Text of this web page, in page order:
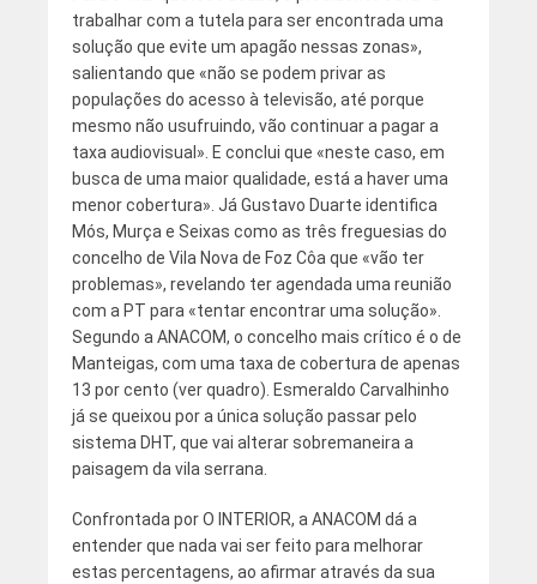
trabalhar com a tutela para ser encontrada uma
solução que evite um apagão nessas zonas»,
salientando que «não se podem privar as
populações do acesso à televisão, até porque
mesmo não usufruindo, vão continuar a pagar a
taxa audiovisual». E conclui que «neste caso, em
busca de uma maior qualidade, está a haver uma
menor cobertura». Já Gustavo Duarte identifica
Mós, Murça e Seixas como as três freguesias do
concelho de Vila Nova de Foz Côa que «vão ter
problemas», revelando ter agendada uma reunião
com a PT para «tentar encontrar uma solução».
Segundo a ANACOM, o concelho mais crítico é o de
Manteigas, com uma taxa de cobertura de apenas
13 por cento (ver quadro). Esmeraldo Carvalhinho
já se queixou por a única solução passar pelo
sistema DHT, que vai alterar sobremaneira a
paisagem da vila serrana.
Confrontada por O INTERIOR, a ANACOM dá a
entender que nada vai ser feito para melhorar
estas percentagens, ao afirmar através da sua